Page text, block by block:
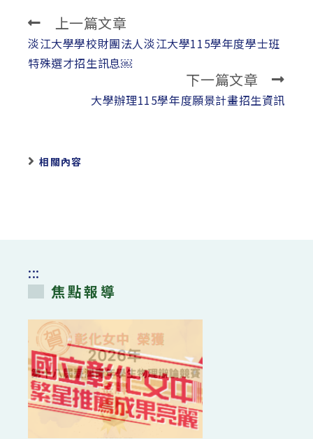
Read
more
articles
上一篇文章
淡江大學學校財團法人淡江大學115學年度學士班
特殊選才招生訊息￼
下一篇文章
大學辦理115學年度願景計畫招生資訊
相關內容
:::
焦點報導